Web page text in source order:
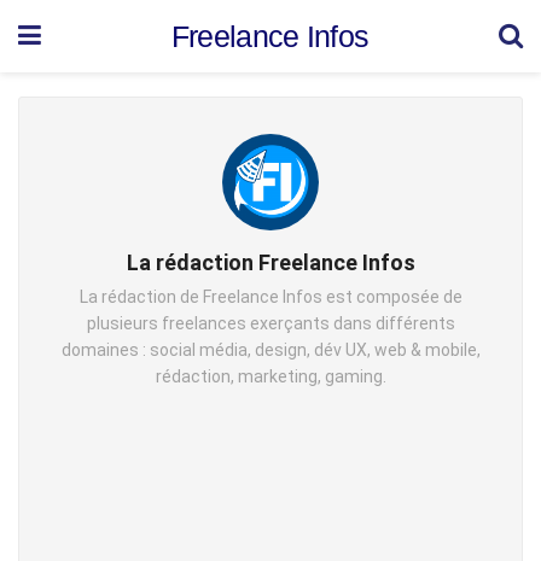
Freelance Infos
La rédaction Freelance Infos
La rédaction de Freelance Infos est composée de
plusieurs freelances exerçants dans différents
domaines : social média, design, dév UX, web & mobile,
rédaction, marketing, gaming.